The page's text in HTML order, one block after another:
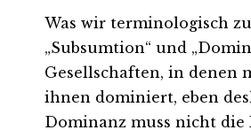
Was wir terminologisch
„Subsumtion“ und
Gesellschaften, in denen
ihnen dominiert, eben
Dominanz muss nicht